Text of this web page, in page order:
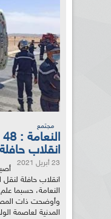
مجتمع
انقلاب
23 أبريل 2021
انقلاب حافلة لنقل
النعامة، حسبما
وأوضحت ذات
المدنية لعاصمة